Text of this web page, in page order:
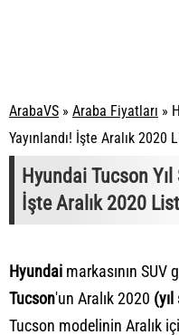
ArabaVS » Araba Fiyatları »
Yayınlandı! İşte Aralık 2020
Hyundai Tucson Yıl
İşte Aralık 2020
Hyundai markasının
Tucson'un Aralık 2020
Tucson modelinin Aralık